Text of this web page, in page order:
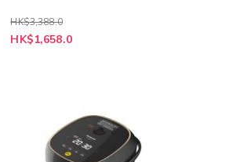
HK$3,388.0
特
殊
HK$1,658.0